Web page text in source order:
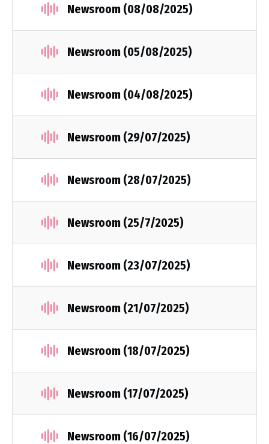
Newsroom (08/08/2025)
Newsroom (05/08/2025)
Newsroom (04/08/2025)
Newsroom (29/07/2025)
Newsroom (28/07/2025)
Newsroom (25/7/2025)
Newsroom (23/07/2025)
Newsroom (21/07/2025)
Newsroom (18/07/2025)
Newsroom (17/07/2025)
Newsroom (16/07/2025)